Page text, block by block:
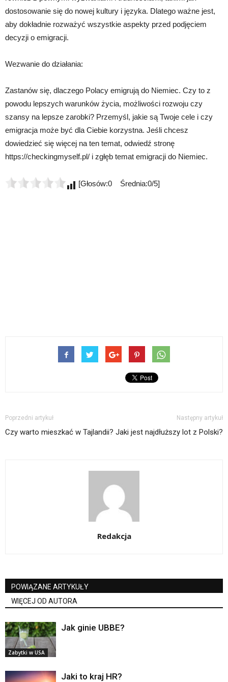
dostosowanie się do nowej kultury i języka. Dlatego ważne jest,
aby dokładnie rozważyć wszystkie aspekty przed podjęciem
decyzji o emigracji.
Wezwanie do działania:
Zastanów się, dlaczego Polacy emigrują do Niemiec. Czy to z
powodu lepszych warunków życia, możliwości rozwoju czy
szansy na lepsze zarobki? Przemyśl, jakie są Twoje cele i czy
emigracja może być dla Ciebie korzystna. Jeśli chcesz
dowiedzieć się więcej na ten temat, odwiedź stronę
https://checkingmyself.pl/ i zgłęb temat emigracji do Niemiec.
[Głosów:0 Średnia:0/5]
Poprzedni artykuł
Czy warto mieszkać w Tajlandii?
Następny artykuł
Jaki jest najdłuższy lot z Polski?
Redakcja
POWIĄZANE ARTYKUŁY
WIĘCEJ OD AUTORA
Zabytki w USA
Jak ginie UBBE?
Jaki to kraj HR?